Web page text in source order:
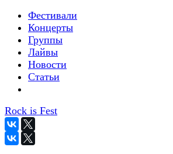
Фестивали
Концерты
Группы
Лайвы
Новости
Статьи
Rock is Fest